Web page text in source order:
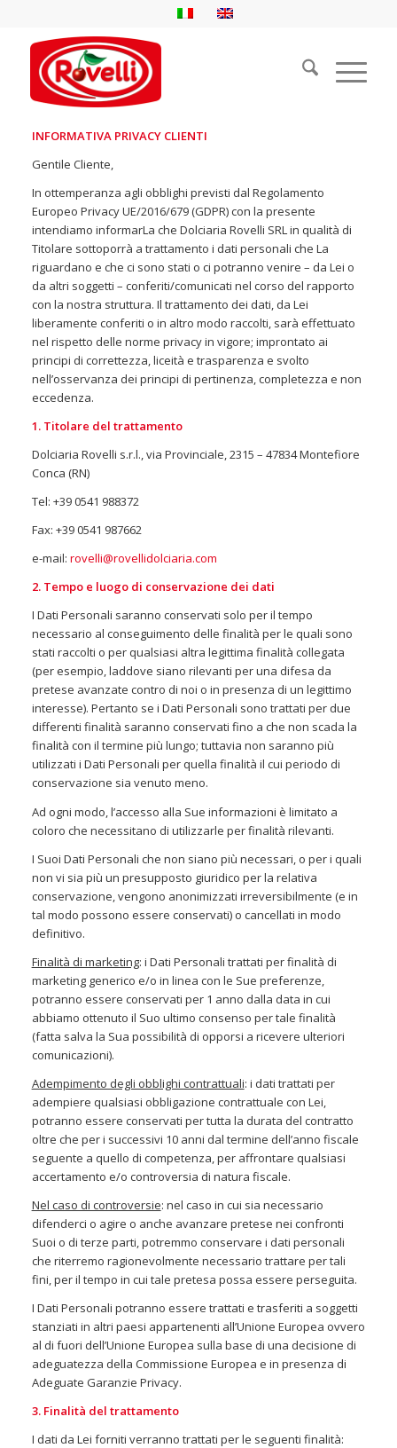
INFORMATIVA PRIVACY CLIENTI
Gentile Cliente,
In ottemperanza agli obblighi previsti dal Regolamento
Europeo Privacy UE/2016/679 (GDPR) con la presente
intendiamo informarLa che Dolciaria Rovelli SRL in qualità di
Titolare sottoporrà a trattamento i dati personali che La
riguardano e che ci sono stati o ci potranno venire – da Lei o
da altri soggetti – conferiti/comunicati nel corso del rapporto
con la nostra struttura. Il trattamento dei dati, da Lei
liberamente conferiti o in altro modo raccolti, sarà effettuato
nel rispetto delle norme privacy in vigore; improntato ai
principi di correttezza, liceità e trasparenza e svolto
nell’osservanza dei principi di pertinenza, completezza e non
eccedenza.
1. Titolare del trattamento
Dolciaria Rovelli s.r.l., via Provinciale, 2315 – 47834 Montefiore
Conca (RN)
Tel: +39 0541 988372
Fax: +39 0541 987662
e-mail: rovelli@rovellidolciaria.com
2. Tempo e luogo di conservazione dei dati
I Dati Personali saranno conservati solo per il tempo
necessario al conseguimento delle finalità per le quali sono
stati raccolti o per qualsiasi altra legittima finalità collegata
(per esempio, laddove siano rilevanti per una difesa da
pretese avanzate contro di noi o in presenza di un legittimo
interesse). Pertanto se i Dati Personali sono trattati per due
differenti finalità saranno conservati fino a che non scada la
finalità con il termine più lungo; tuttavia non saranno più
utilizzati i Dati Personali per quella finalità il cui periodo di
conservazione sia venuto meno.
Ad ogni modo, l’accesso alla Sue informazioni è limitato a
coloro che necessitano di utilizzarle per finalità rilevanti.
I Suoi Dati Personali che non siano più necessari, o per i quali
non vi sia più un presupposto giuridico per la relativa
conservazione, vengono anonimizzati irreversibilmente (e in
tal modo possono essere conservati) o cancellati in modo
definitivo.
Finalità di marketing: i Dati Personali trattati per finalità di
marketing generico e/o in linea con le Sue preferenze,
potranno essere conservati per 1 anno dalla data in cui
abbiamo ottenuto il Suo ultimo consenso per tale finalità
(fatta salva la Sua possibilità di opporsi a ricevere ulteriori
comunicazioni).
Adempimento degli obblighi contrattuali: i dati trattati per
adempiere qualsiasi obbligazione contrattuale con Lei,
potranno essere conservati per tutta la durata del contratto
oltre che per i successivi 10 anni dal termine dell’anno fiscale
seguente a quello di competenza, per affrontare qualsiasi
accertamento e/o controversia di natura fiscale.
Nel caso di controversie: nel caso in cui sia necessario
difenderci o agire o anche avanzare pretese nei confronti
Suoi o di terze parti, potremmo conservare i dati personali
che riterremo ragionevolmente necessario trattare per tali
fini, per il tempo in cui tale pretesa possa essere perseguita.
I Dati Personali potranno essere trattati e trasferiti a soggetti
stanziati in altri paesi appartenenti all’Unione Europea ovvero
al di fuori dell’Unione Europea sulla base di una decisione di
adeguatezza della Commissione Europea e in presenza di
Adeguate Garanzie Privacy.
3. Finalità del trattamento
I dati da Lei forniti verranno trattati per le seguenti finalità: